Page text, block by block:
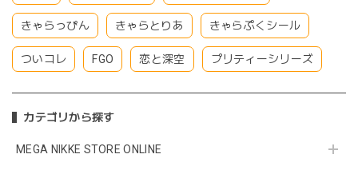
きゃらっぴん きゃらとりあ きゃらぷくシール
ついコレ FGO 恋と深空 プリティーシリーズ
カテゴリから探す
MEGA NIKKE STORE ONLINE